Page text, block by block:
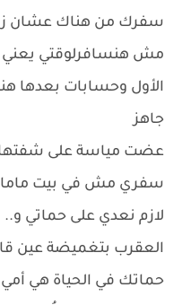
سفرك من هناك عشان زي
مش هنسافرلوقتي
الأول وحسابات بعدها
جاهز
عضت مياسة على شفتها
سفري مش في بيت ماما..
لازم نعدي على حماتي و..
العقرب بتغميضة عين
حماتك في الحياة هي